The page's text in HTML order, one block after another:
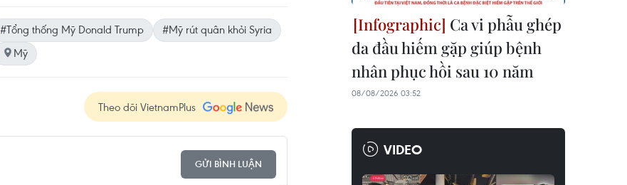
#Tổng thống Mỹ Donald Trump
#Mỹ rút quân khỏi Syria
Mỹ
Theo dõi VietnamPlus
GỬI BÌNH LUẬN
Ca vi phẫu ghép
da đầu hiếm gặp giúp bệnh
nhân phục hồi sau 10 năm
08/08/2026 03:52
VIDEO